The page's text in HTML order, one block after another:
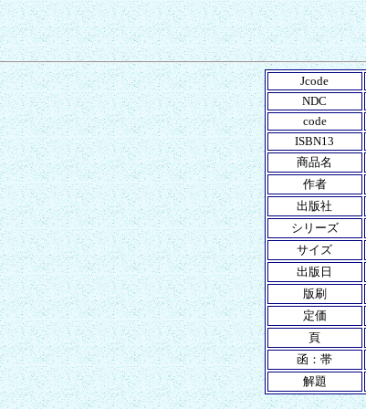
Jcode
NDC
code
ISBN13
商品名
作者
出版社
シリーズ
サイズ
出版日
版刷
定価
頁
函：帯
解題